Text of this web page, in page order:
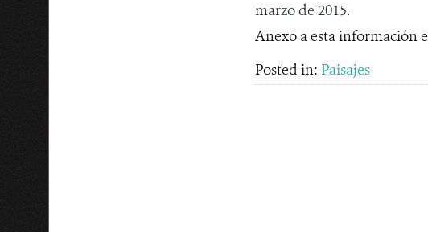
marzo de 2015.
Anexo a esta información
Posted in: Paisajes